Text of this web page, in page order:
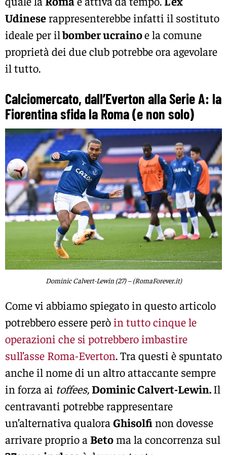
Udineserappresenterebbe infatti il sostituto
ideale per ilbomber ucrainoe la comune
proprietà dei due club potrebbe ora agevolare
il tutto.
Calciomercato, dall’Everton alla Serie A: la
Fiorentina sfida la Roma (e non solo)
Dominic Calvert-Lewin (27) – (RomaForever.it)
Come vi abbiamo spiegato in questo articolo
potrebbero essere peròin tutto cinque le
operazioni che si potrebbero imbastire
sull’asse Roma-Everton. Tra questi è spuntato
anche il nome di un altro attaccante sempre
in forza ai toffees,Dominic Calvert-Lewin.Il
centravanti potrebbe rappresentare
un’alternativa qualora Ghisolfinon dovesse
arrivare proprio a Betoma la concorrenza sul